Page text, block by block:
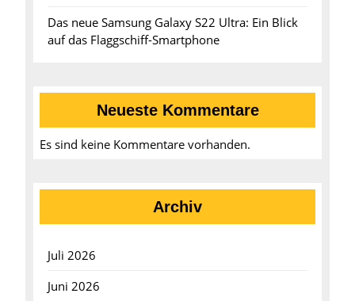
Das neue Samsung Galaxy S22 Ultra: Ein Blick
auf das Flaggschiff-Smartphone
Neueste Kommentare
Es sind keine Kommentare vorhanden.
Archiv
Juli 2026
Juni 2026